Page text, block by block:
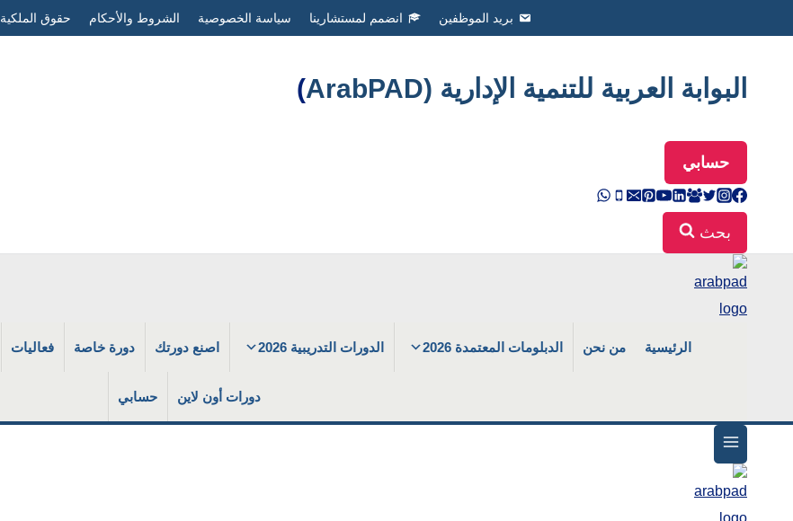
to
بريد الموظفين انضمم لمستشارينا سياسة الخصوصية الشروط والأحكام حقوق الملكية
البوابة العربية للتنمية الإدارية (ArabPAD )
حسابي
بحث
الرئيسية من نحن الدبلومات المعتمدة 2026 الدورات التدريبية 2026 اصنع دورتك دورة خاصة فعاليات
دورات أون لاين حسابي